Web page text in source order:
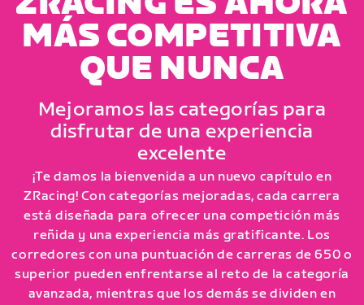
MÁS COMPETITIVA
QUE NUNCA
Mejoramos las categorías para
disfrutar de una experiencia
excelente
¡Te damos la bienvenida a un nuevo capítulo en
ZRacing! Con categorías mejoradas, cada carrera
está diseñada para ofrecer una competición más
reñida y una experiencia más gratificante. Los
corredores con una puntuación de carreras de 650 o
superior pueden enfrentarse al reto de la categoría
avanzada, mientras que los demás se dividen en